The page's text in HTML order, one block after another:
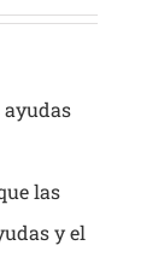
las
y el